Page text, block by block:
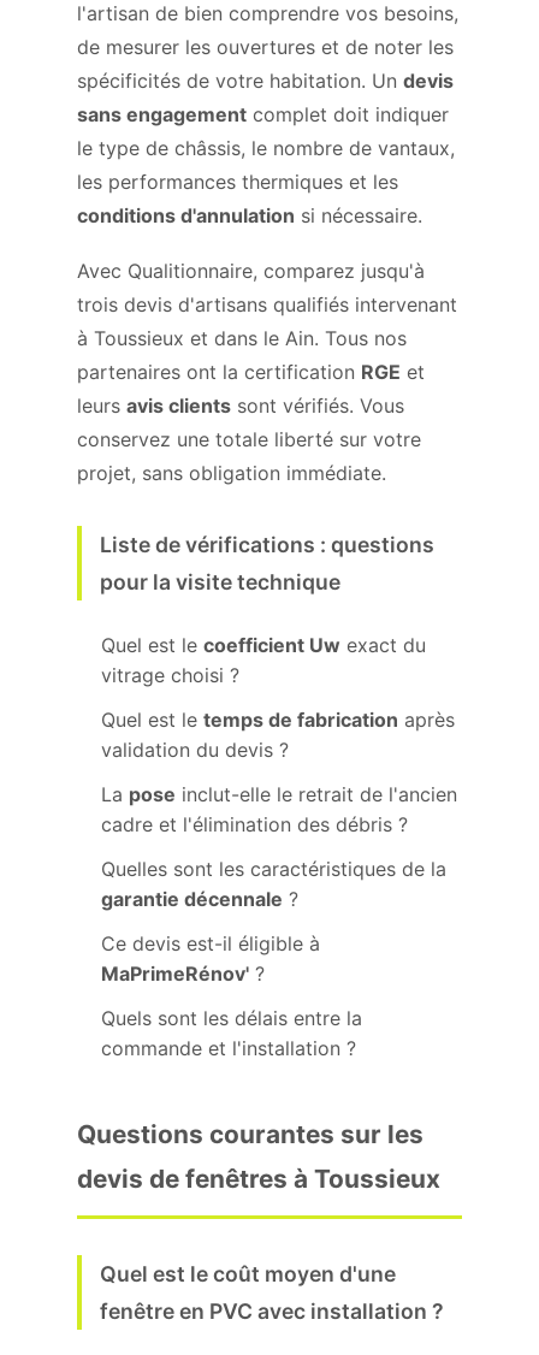
l'artisan de bien comprendre vos besoins,
de mesurer les ouvertures et de noter les
spécificités de votre habitation. Un devis
sans engagement complet doit indiquer
le type de châssis, le nombre de vantaux,
les performances thermiques et les
conditions d'annulation si nécessaire.
Avec Qualitionnaire, comparez jusqu'à
trois devis d'artisans qualifiés intervenant
à Toussieux et dans le Ain. Tous nos
partenaires ont la certification RGE et
leurs avis clients sont vérifiés. Vous
conservez une totale liberté sur votre
projet, sans obligation immédiate.
Liste de vérifications : questions
pour la visite technique
Quel est le coefficient Uw exact du
vitrage choisi ?
Quel est le temps de fabrication après
validation du devis ?
La pose inclut-elle le retrait de l'ancien
cadre et l'élimination des débris ?
Quelles sont les caractéristiques de la
garantie décennale ?
Ce devis est-il éligible à
MaPrimeRénov' ?
Quels sont les délais entre la
commande et l'installation ?
Questions courantes sur les
devis de fenêtres à Toussieux
Quel est le coût moyen d'une
fenêtre en PVC avec installation ?